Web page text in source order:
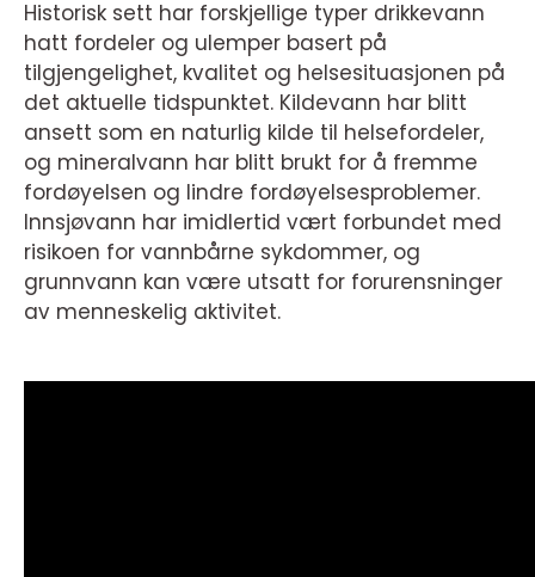
Historisk sett har forskjellige typer drikkevann
hatt fordeler og ulemper basert på
tilgjengelighet, kvalitet og helsesituasjonen på
det aktuelle tidspunktet. Kildevann har blitt
ansett som en naturlig kilde til helsefordeler,
og mineralvann har blitt brukt for å fremme
fordøyelsen og lindre fordøyelsesproblemer.
Innsjøvann har imidlertid vært forbundet med
risikoen for vannbårne sykdommer, og
grunnvann kan være utsatt for forurensninger
av menneskelig aktivitet.